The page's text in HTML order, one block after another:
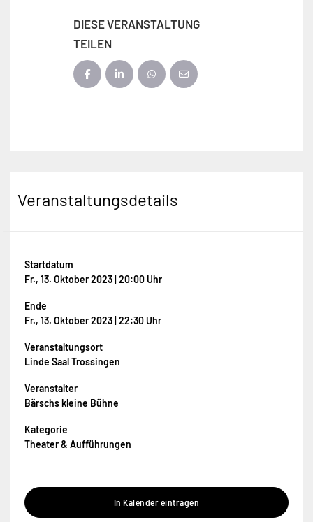
DIESE VERANSTALTUNG
TEILEN
Veranstaltungsdetails
Startdatum
Fr., 13. Oktober 2023 | 20:00 Uhr
Ende
Fr., 13. Oktober 2023 | 22:30 Uhr
Veranstaltungsort
Linde Saal Trossingen
Veranstalter
Bärschs kleine Bühne
Kategorie
Theater & Aufführungen
In Kalender eintragen